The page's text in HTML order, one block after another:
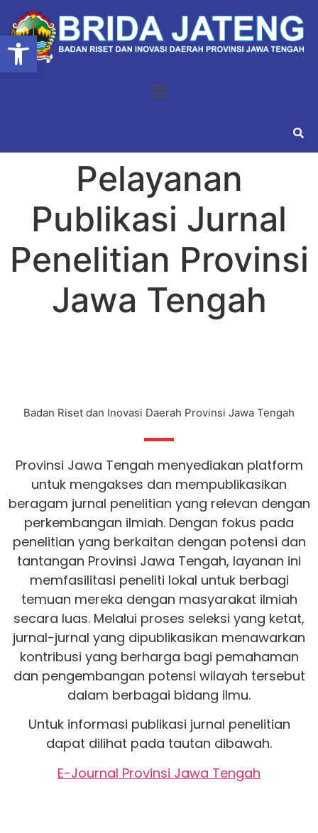
Open toolbar
Pelayanan
Publikasi Jurnal
Penelitian Provinsi
Jawa Tengah
Badan Riset dan Inovasi Daerah Provinsi Jawa Tengah
Provinsi Jawa Tengah menyediakan platform
untuk mengakses dan mempublikasikan
beragam jurnal penelitian yang relevan dengan
perkembangan ilmiah. Dengan fokus pada
penelitian yang berkaitan dengan potensi dan
tantangan Provinsi Jawa Tengah, layanan ini
memfasilitasi peneliti lokal untuk berbagi
temuan mereka dengan masyarakat ilmiah
secara luas. Melalui proses seleksi yang ketat,
jurnal-jurnal yang dipublikasikan menawarkan
kontribusi yang berharga bagi pemahaman
dan pengembangan potensi wilayah tersebut
dalam berbagai bidang ilmu.
Untuk informasi publikasi jurnal penelitian
dapat dilihat pada tautan dibawah.
E-Journal Provinsi Jawa Tengah